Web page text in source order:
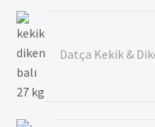
Datça Kekik &